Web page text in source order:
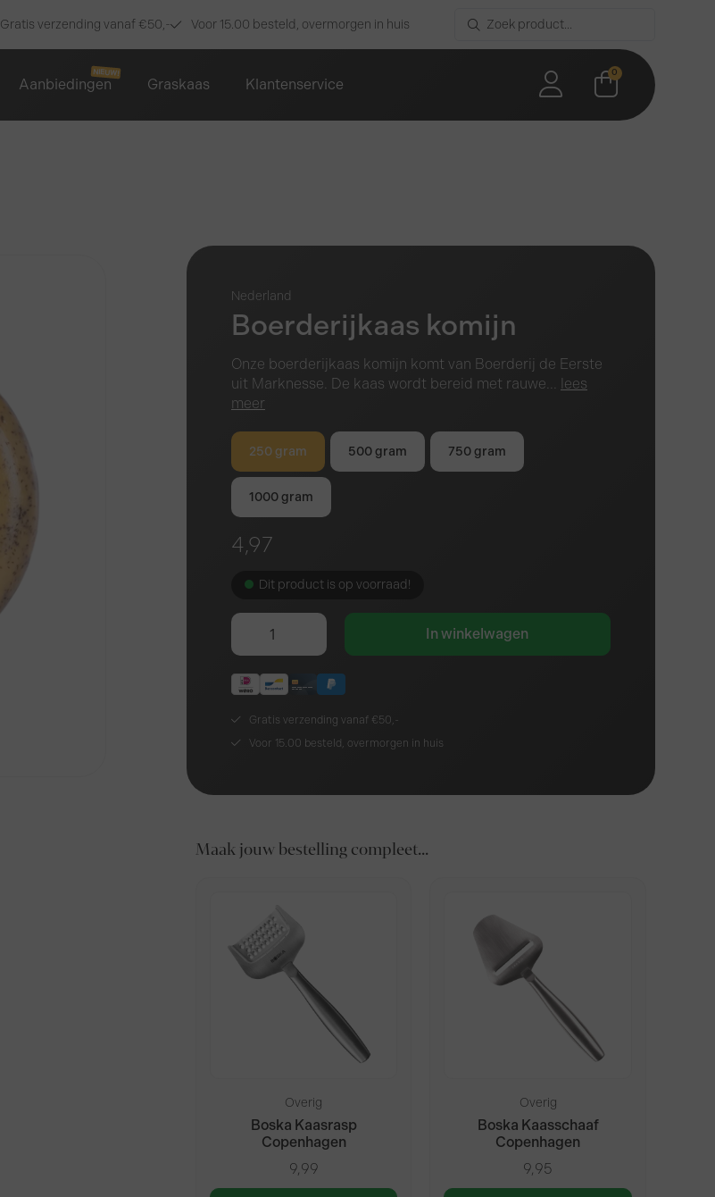
Gratis verzending vanaf €50,- Voor 15.00 besteld, overmorgen in huis
Aanbiedingen Graskaas Klantenservice
0
Nederland
Boerderijkaas komijn
Onze boerderijkaas komijn komt van Boerderij de Eerste
uit Marknesse. De kaas wordt bereid met rauwe... lees
meer
250 gram 500 gram 750 gram
1000 gram
4,97
Dit product is op voorraad!
In winkelwagen
Gratis verzending vanaf €50,-
Voor 15.00 besteld, overmorgen in huis
Maak jouw bestelling compleet...
Overig
Boska Kaasrasp
Copenhagen
9,99
Overig
Boska Kaasschaaf
Copenhagen
9,95